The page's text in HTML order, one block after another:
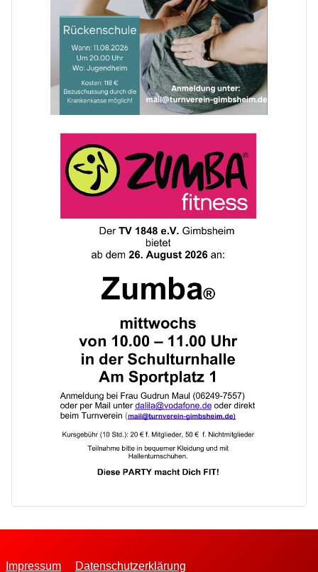
Impressum Datenschutzerklärung